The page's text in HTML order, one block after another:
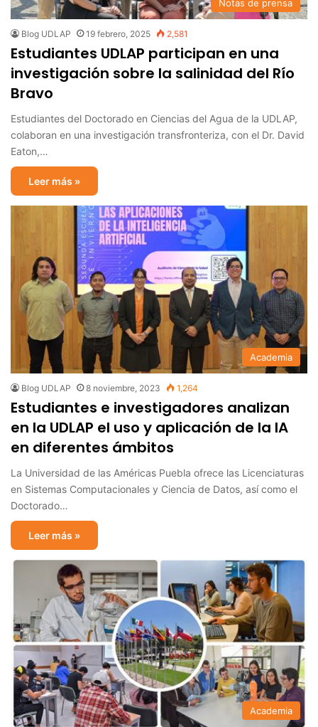
Notas de prensa
Blog UDLAP 19 febrero, 2025 2,581
Estudiantes UDLAP participan en una
investigación sobre la salinidad del Río
Bravo
Estudiantes del Doctorado en Ciencias del Agua de la UDLAP,
colaboran en una investigación transfronteriza, con el Dr. David
Eaton,…
Leer más »
Academia
Blog UDLAP 8 noviembre, 2023 1,264
Estudiantes e investigadores analizan
en la UDLAP el uso y aplicación de la IA
en diferentes ámbitos
La Universidad de las Américas Puebla ofrece las Licenciaturas
en Sistemas Computacionales y Ciencia de Datos, así como el
Doctorado…
Leer más »
Academia